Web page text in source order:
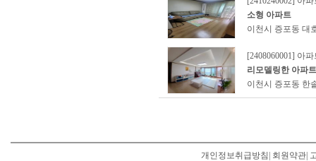
소형 아파트
이천시 증포동 대
[2408060001] 아파
리모델링한 아파트
이천시 증포동 한
개인정보취급방침 회원약관